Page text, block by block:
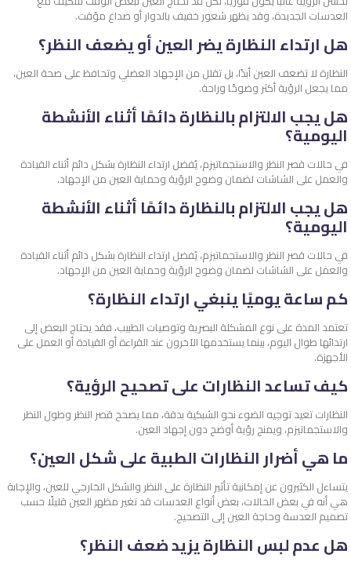
العدسات الجديدة، وقد يظهر شعور خفيف بالدوار أو صداع مؤقت.
هل ارتداء النظارة يضر العين أو يضعف النظر؟
النظارة لا تضعف العين أبدًا، بل تقلل من الإجهاد العضلي وتحافظ على صحة العين،
مما يجعل الرؤية أكثر وضوحًا وراحة.
هل يجب الالتزام بالنظارة دائمًا أثناء الأنشطة
اليومية؟
في حالات قصر النظر والاستجماتيزم، يُفضل ارتداء النظارة بشكل دائم أثناء القيادة
والعمل على الشاشات لضمان وضوح الرؤية وحماية العين من الإجهاد.
هل يجب الالتزام بالنظارة دائمًا أثناء الأنشطة
اليومية؟
في حالات قصر النظر والاستجماتيزم، يُفضل ارتداء النظارة بشكل دائم أثناء القيادة
والعمل على الشاشات لضمان وضوح الرؤية وحماية العين من الإجهاد.
كم ساعة يوميًا ينبغي ارتداء النظارة؟
تعتمد المدة على نوع المشكلة البصرية وتوصيات الطبيب، فقد يحتاج البعض إلى
ارتدائها طوال اليوم، بينما يستخدمها الآخرون عند القراءة أو القيادة أو العمل على
الأجهزة.
كيف تساعد النظارات على تصحيح الرؤية؟
النظارات تعيد توجيه الضوء نحو الشبكية بدقة، مما يصحح قصر النظر وطول النظر
والاستجماتيزم، ويمنح رؤية أوضح دون إجهاد العين.
ما هي أضرار النظارات الطبية على شكل العين؟
يتساءل الكثيرون عن إمكانية تأثير النظارة على النظر والشكل الخارجي للعين، والإجابة
هي أنه في بعض الحالات، بعض أنواع العدسات قد تغير مظهر العين قليلًا حسب
تصميم العدسة وحاجة العين إلى التصحيح.
هل عدم لبس النظارة يزيد ضعف النظر؟